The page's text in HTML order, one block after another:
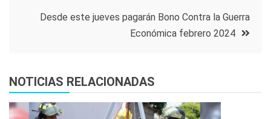
entradas
Desde este jueves pagarán Bono Contra la Guerra
Económica febrero 2024
NOTICIAS RELACIONADAS